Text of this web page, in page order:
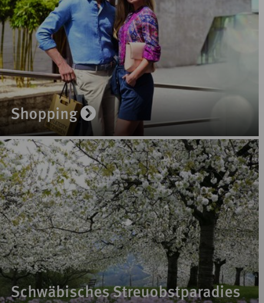
Shopping
Schwäbisches Streuobstparadies